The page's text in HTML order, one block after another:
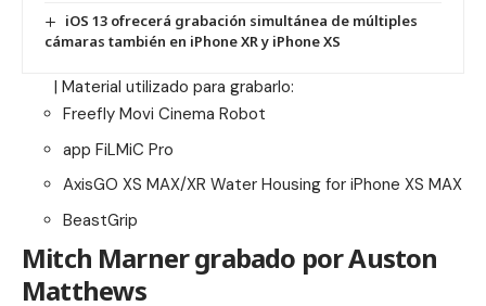
iOS 13 ofrecerá grabación simultánea de múltiples
cámaras también en iPhone XR y iPhone XS
| Material utilizado para grabarlo:
Freefly Movi Cinema Robot
app FiLMiC Pro
AxisGO XS MAX/XR Water Housing for iPhone XS MAX
BeastGrip
Mitch Marner grabado por Auston
Matthews